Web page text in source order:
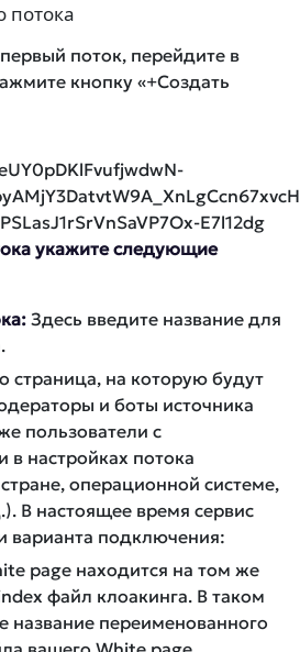
потока​
поток, перейдите в
кнопку «‎+Создать
укажите следующие
Здесь введите название для
страница, на которую будут
и боты источника
пользователи с
в настройках потока
операционной системе,
В настоящее время сервис
варианта подключения:
page находится на том же
файл клоакинга. В таком
название переименованного